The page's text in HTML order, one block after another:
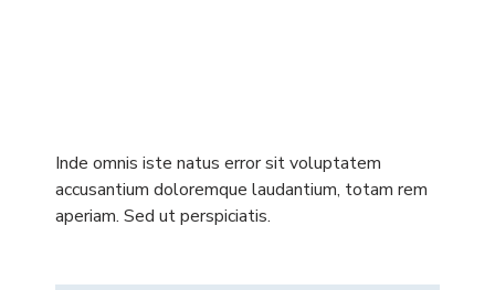
Inde omnis iste natus error sit voluptatem
accusantium doloremque laudantium, totam rem
aperiam. Sed ut perspiciatis.